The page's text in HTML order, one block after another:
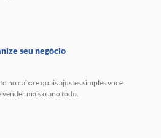
seu negócio
no caixa e quais ajustes simples você
mais o ano todo.